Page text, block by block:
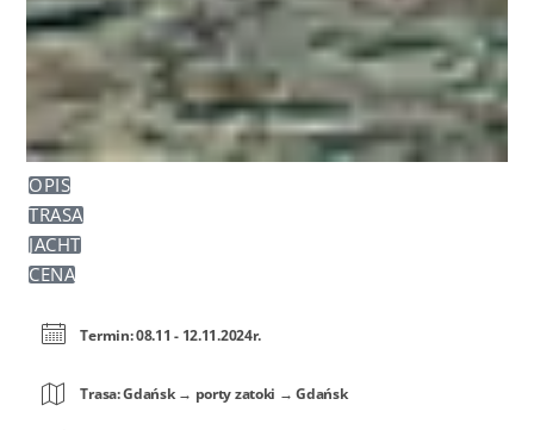
OPIS
TRASA
JACHT
CENA
Termin: 08.11 - 12.11.2024r.
Trasa: Gdańsk → porty zatoki → Gdańsk